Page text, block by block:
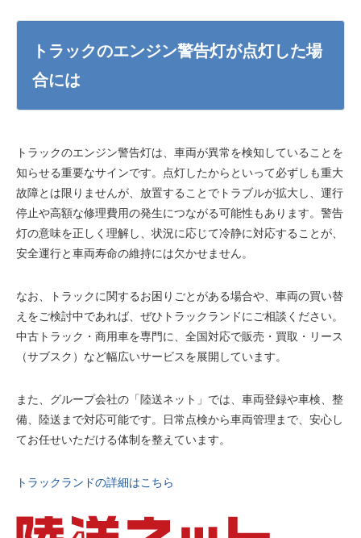
トラックのエンジン警告灯が点灯した場
合には
トラックのエンジン警告灯は、車両が異常を検知していることを
知らせる重要なサインです。点灯したからといって必ずしも重大
故障とは限りませんが、放置することでトラブルが拡大し、運行
停止や高額な修理費用の発生につながる可能性もあります。警告
灯の意味を正しく理解し、状況に応じて冷静に対応することが、
安全運行と車両寿命の維持には欠かせません。
なお、トラックに関するお困りごとがある場合や、車両の買い替
えをご検討中であれば、ぜひトラックランドにご相談ください。
中古トラック・商用車を専門に、全国対応で販売・買取・リース
（サブスク）など幅広いサービスを展開しています。
また、グループ会社の「陸送ネット」では、車両登録や車検、整
備、陸送まで対応可能です。日常点検から車両管理まで、安心し
てお任せいただける体制を整えています。
トラックランドの詳細はこちら